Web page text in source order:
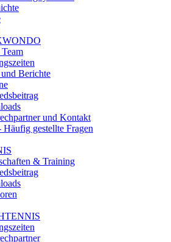
Berichte
und Kontakt
gestellte Fragen
& Training